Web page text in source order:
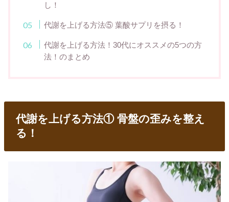
し！
代謝を上げる方法⑤ 葉酸サプリを摂る！
代謝を上げる方法！30代にオススメの5つの方
法！のまとめ
代謝を上げる方法① 骨盤の歪みを整え
る！